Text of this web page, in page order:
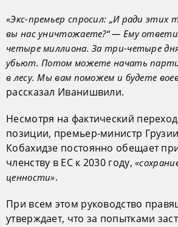
«Экс-премьер спросил: „И ради этих
вы нас уничтожаете?“ — Ему
четыре миллиона. За три-четыре дня
убьют. Потом можете начать
в лесу. Мы вам поможем и будете
рассказал Иванишвили.
Несмотря на фактический
позиции, премьер-министр
Кобахидзе постоянно обещает
членству в ЕС к 2030 году,
ценности».
При всем этом руководство
утверждает, что за попытками